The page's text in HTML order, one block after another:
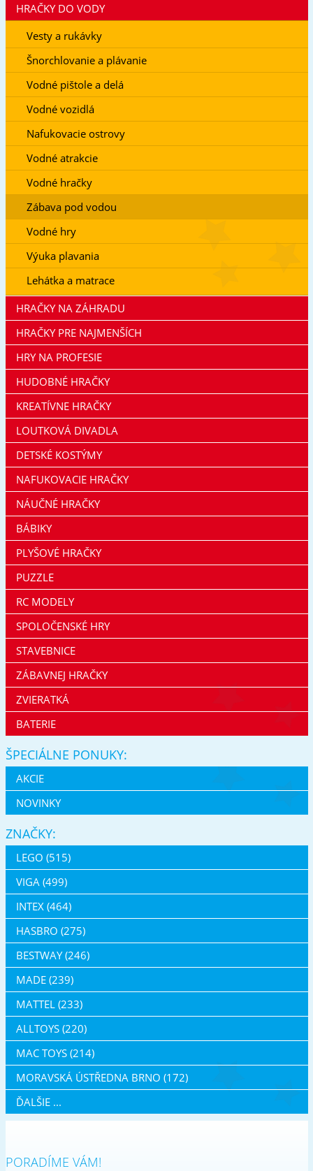
HRAČKY DO VODY
Vesty a rukávky
Šnorchlovanie a plávanie
Vodné pištole a delá
Vodné vozidlá
Nafukovacie ostrovy
Vodné atrakcie
Vodné hračky
Zábava pod vodou
Vodné hry
Výuka plavania
Lehátka a matrace
HRAČKY NA ZÁHRADU
HRAČKY PRE NAJMENŠÍCH
HRY NA PROFESIE
HUDOBNÉ HRAČKY
KREATÍVNE HRAČKY
LOUTKOVÁ DIVADLA
DETSKÉ KOSTÝMY
NAFUKOVACIE HRAČKY
NÁUČNÉ HRAČKY
BÁBIKY
PLYŠOVÉ HRAČKY
PUZZLE
RC MODELY
SPOLOČENSKÉ HRY
STAVEBNICE
ZÁBAVNEJ HRAČKY
ZVIERATKÁ
BATERIE
ŠPECIÁLNE PONUKY:
AKCIE
NOVINKY
ZNAČKY:
LEGO (515)
VIGA (499)
INTEX (464)
HASBRO (275)
BESTWAY (246)
MADE (239)
MATTEL (233)
ALLTOYS (220)
MAC TOYS (214)
MORAVSKÁ ÚSTŘEDNA BRNO (172)
ĎALŠIE ...
PORADÍME VÁM!